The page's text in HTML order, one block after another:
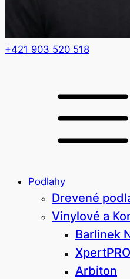
+421 903 520 518
Podlahy
Drevené
Vinylové a
Barlinek
XpertPRO
Arbiton